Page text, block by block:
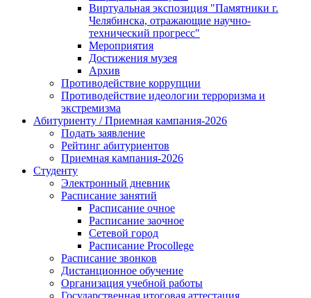
Виртуальная экспозиция "Памятники г.
Челябинска, отражающие научно-
технический прогресс"
Мероприятия
Достижения музея
Архив
Противодействие коррупции
Противодействие идеологии терроризма и
экстремизма
Абитуриенту / Приемная кампания-2026
Подать заявление
Рейтинг абитуриентов
Приемная кампания-2026
Студенту
Электронный дневник
Расписание занятий
Расписание очное
Расписание заочное
Сетевой город
Расписание Procollege
Расписание звонков
Дистанционное обучение
Организация учебной работы